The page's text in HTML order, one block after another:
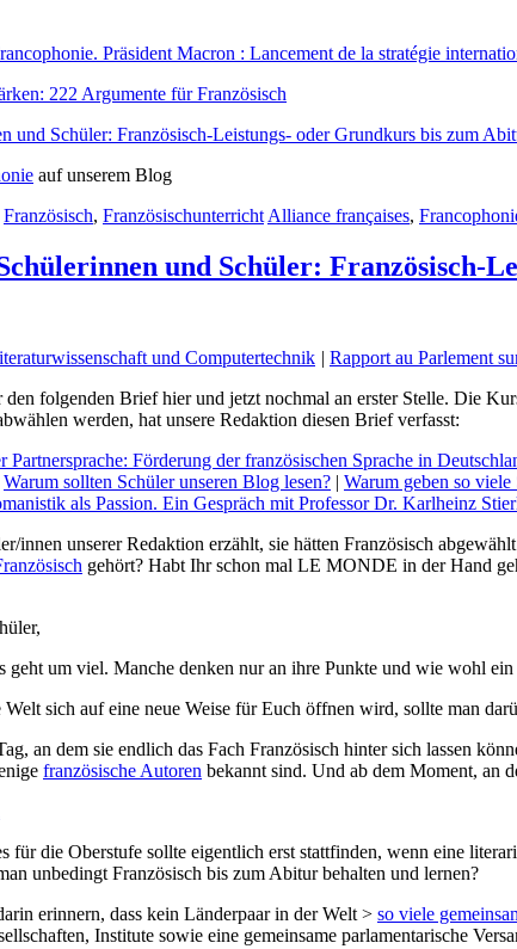
Präsident Macron : Lancement de la stratégie
222 Argumente für Französisch
und Schüler: Französisch-Leistungs- oder Grundkurs bis zum
auf unserem Blog
Französisch, Französischunterricht Alliance françaises,
und Schüler: Französisch-
und Computertechnik | Rapport au Parlement
folgenden Brief hier und jetzt nochmal an erster Stelle. Die
werden, hat unsere Redaktion diesen Brief verfasst:
Partnersprache: Förderung der französischen Sprache in
Warum sollten Schüler unseren Blog lesen? | Warum geben so
als Passion. Ein Gespräch mit Professor Dr. Karlheinz
innen unserer Redaktion erzählt, sie hätten Französisch
gehört? Habt Ihr schon mal LE MONDE in der Hand
geht um viel. Manche denken nur an ihre Punkte und wie wohl
sich auf eine neue Weise für Euch öffnen wird, sollte man
an dem sie endlich das Fach Französisch hinter sich lassen
französische Autoren bekannt sind. Und ab dem Moment, an
für die Oberstufe sollte eigentlich erst stattfinden, wenn eine
unbedingt Französisch bis zum Abitur behalten und lernen?
erinnern, dass kein Länderpaar in der Welt > so viele
Institute sowie eine gemeinsame parlamentarische